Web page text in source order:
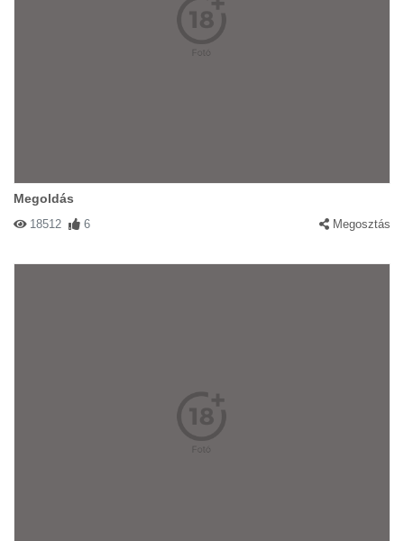
Megoldás
18512 6 Megosztás